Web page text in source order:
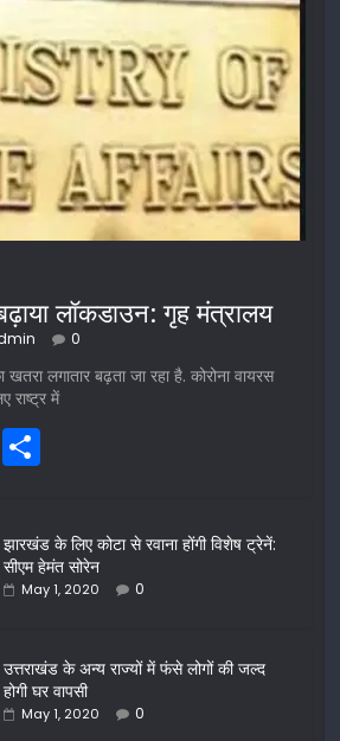
लॉकडाउन: गृह मंत्रालय
0
लगातार बढ़ता जा रहा है. कोरोना वायरस
राष्ट्र में
E
ar
e
झारखंड के लिए कोटा से रवाना होंगी विशेष ट्रेनें:
सीएम हेमंत सोरेन
May 1, 2020 0
उत्तराखंड के अन्य राज्यों में फंसे लोगों की जल्द
होगी घर वापसी
May 1, 2020 0